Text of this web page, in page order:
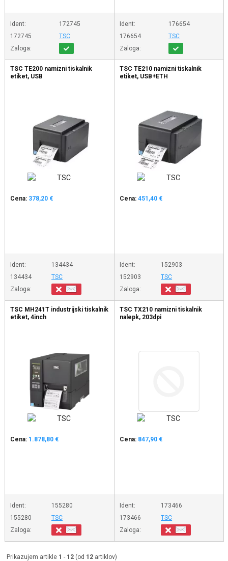
Ident:
172745
172745
TSC
Zaloga:
Ident:
176654
176654
TSC
Zaloga:
TSC TE200 namizni tiskalnik
etiket, USB
Cena: 378,20 €
Ident:
134434
134434
TSC
Zaloga:
TSC TE210 namizni tiskalnik
etiket, USB+ETH
Cena: 451,40 €
Ident:
152903
152903
TSC
Zaloga:
TSC MH241T industrijski tiskalnik
etiket, 4inch
Cena: 1.878,80 €
Ident:
155280
155280
TSC
Zaloga:
TSC TX210 namizni tiskalnik
nalepk, 203dpi
Cena: 847,90 €
Ident:
173466
173466
TSC
Zaloga:
Prikazujem artikle 1 - 12 (od 12 artiklov)